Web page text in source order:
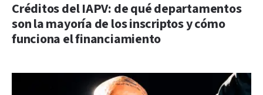
Créditos del IAPV: de qué departamentos
son la mayoría de los inscriptos y cómo
funciona el financiamiento